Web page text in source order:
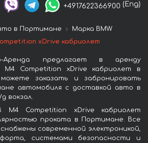
+4917622366900 (Eng)
в Портимане
Марка BMW
xDrive кабриолет
Аренда предлагает в аренду
Competition xDrive кабриолет в
заказать и забронировать
автомобиля с доставкой авто в
вокзал.
M4 Competition xDrive кабриолет
проката в Портимане. Все
современной электроникой,
системами безопасности и